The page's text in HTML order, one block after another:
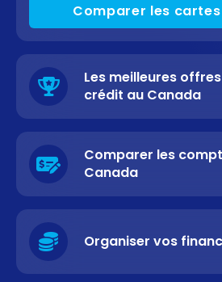
Comparer les
Les meilleures
crédit au Canada
Comparer les
Canada
Organiser vos